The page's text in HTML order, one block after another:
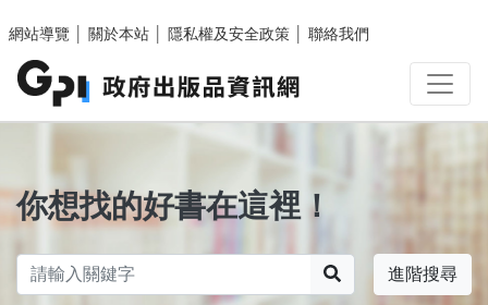
網站導覽
關於本站 隱私權及安全政策 聯絡我們
你想找的好書在這裡！
進階搜尋